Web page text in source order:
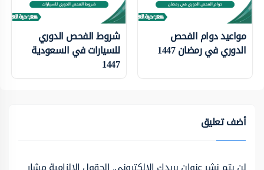
مواعيد دوام الفحص
الدوري في رمضان 1447
شروط الفحص الدوري
للسيارات في السعودية
1447
أضف تعليق